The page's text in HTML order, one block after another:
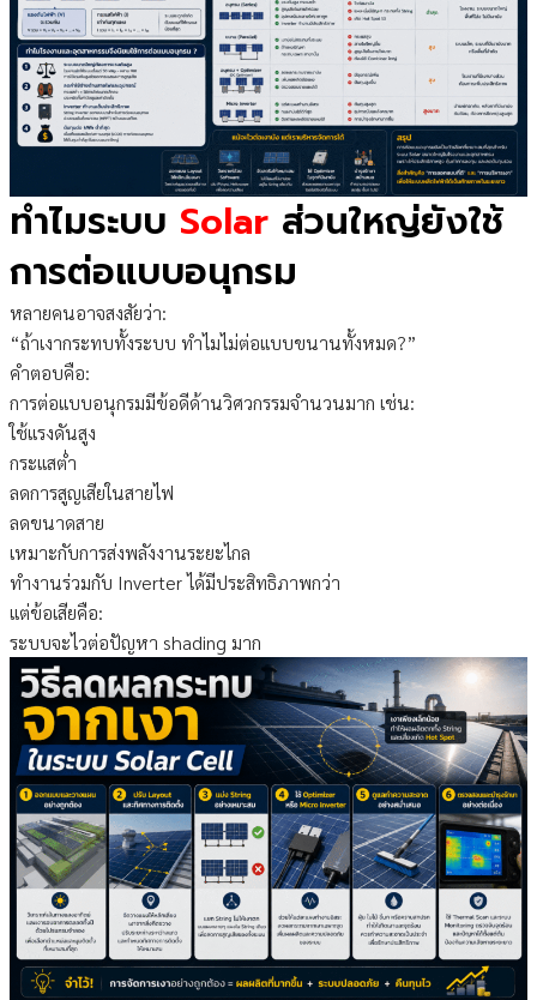
ทำไมระบบ Solar ส่วนใหญ่ยังใช้
การต่อแบบอนุกรม
หลายคนอาจสงสัยว่า:
“ถ้าเงากระทบทั้งระบบ ทำไมไม่ต่อแบบขนานทั้งหมด?”
คำตอบคือ:
การต่อแบบอนุกรมมีข้อดีด้านวิศวกรรมจำนวนมาก เช่น:
ใช้แรงดันสูง
กระแสต่ำ
ลดการสูญเสียในสายไฟ
ลดขนาดสาย
เหมาะกับการส่งพลังงานระยะไกล
ทำงานร่วมกับ Inverter ได้มีประสิทธิภาพกว่า
แต่ข้อเสียคือ:
ระบบจะไวต่อปัญหา shading มาก